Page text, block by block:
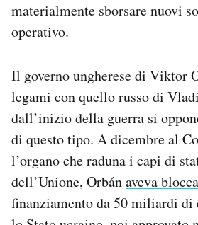
materialmente sborsare nuovi
operativo.
Il governo ungherese di Viktor
legami con quello russo di
dall’inizio della guerra si
di questo tipo. A dicembre al
l’organo che raduna i capi di
dell’Unione, Orbánaveva
finanziamento da 50 miliardi di